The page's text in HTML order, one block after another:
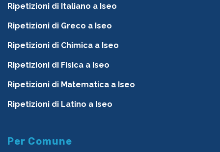
Ripetizioni di Italiano a Iseo
Ripetizioni di Greco a Iseo
Ripetizioni di Chimica a Iseo
Ripetizioni di Fisica a Iseo
Ripetizioni di Matematica a Iseo
Ripetizioni di Latino a Iseo
Per Comune